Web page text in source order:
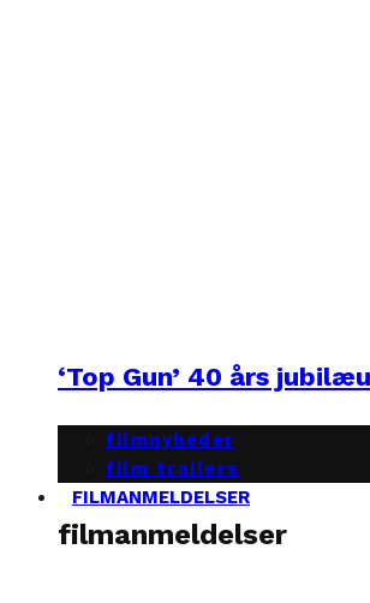
‘Top Gun’ 40 års
filmnyheder
film trailers
FILMANMELDELSER
filmanmeldelser